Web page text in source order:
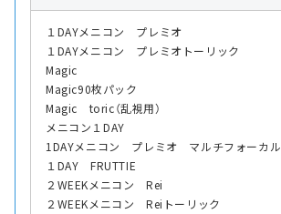
１DAYメニコン プレミオ
１DAYメニコン プレミオトーリック
Magic
Magic90枚パック
Magic toric（乱視用）
メニコン１DAY
1DAYメニコン プレミオ マルチフォーカル
１DAY FRUTTIE
２WEEKメニコン Rei
２WEEKメニコン Reiトーリック